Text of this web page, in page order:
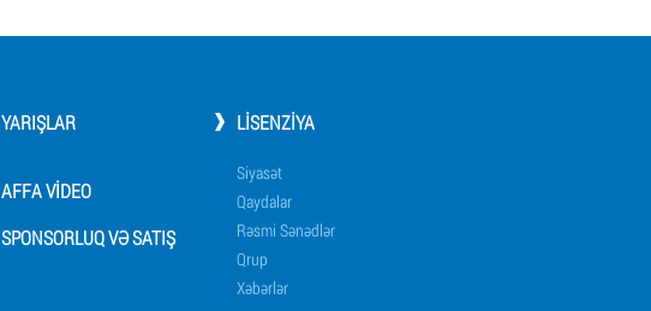
YARIŞLAR
AFFA VIDEO
SPONSORLUQ VƏ SATIŞ
LISENZIYA
Siyasət
Qaydalar
Rəsmi Sənədlər
Qrup
Xəbərlər